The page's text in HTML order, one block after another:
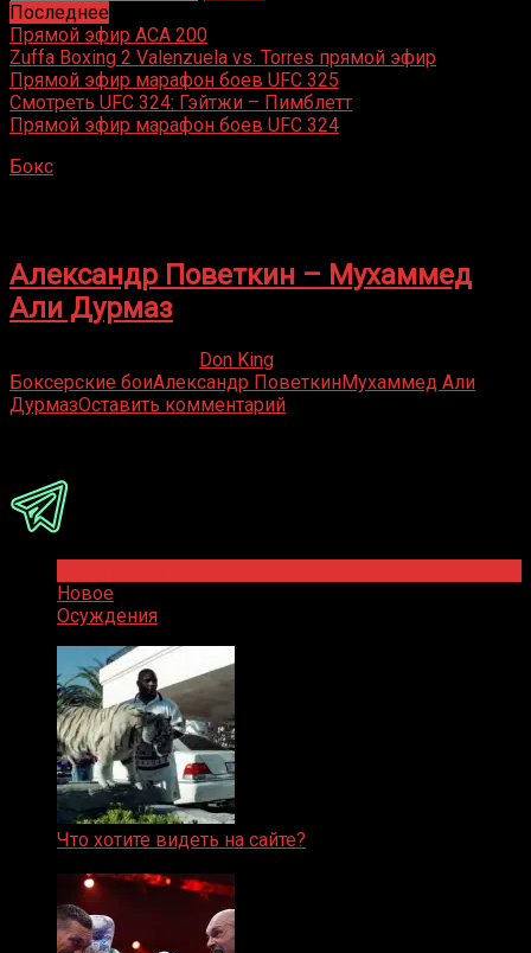
Последнее
Прямой эфир ACA 200
Zuffa Boxing 2 Valenzuela vs. Torres прямой эфир
Прямой эфир марафон боев UFC 325
Смотреть UFC 324: Гэйтжи – Пимблетт
Прямой эфир марафон боев UFC 324
Бокс
Александр Поветкин – Мухаммед
Али Дурмаз
Don King
Боксерские боиАлександр ПоветкинМухаммед Али
ДурмазОставить комментарий
Новое
Осуждения
Что хотите видеть на сайте?